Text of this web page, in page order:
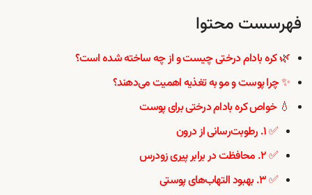
فهرسست محتوا
🌿 کره بادام درختی چیست و از چه ساخته شده است؟
✨ چرا پوست و مو به تغذیه اهمیت می‌دهند؟
💧 خواص کره بادام درختی برای پوست
✅ ۱. رطوبت‌رسانی از درون
✅ ۲. محافظت در برابر پیری زودرس
✅ ۳. بهبود التهاب‌های پوستی